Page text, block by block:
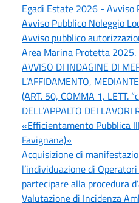
Egadi Estate 2026 - Avviso
Avviso Pubblico Noleggio
Avviso pubblico
Area Marina Protetta 2025.
AVVISO DI INDAGINE DI
L’AFFIDAMENTO,
(ART. 50, COMMA 1, LETT.
DELL’APPALTO DEI LAVORI
«Efficientamento Pubblica
Favignana)»
Acquisizione di
l’individuazione di
partecipare alla procedura
Valutazione di Incidenza